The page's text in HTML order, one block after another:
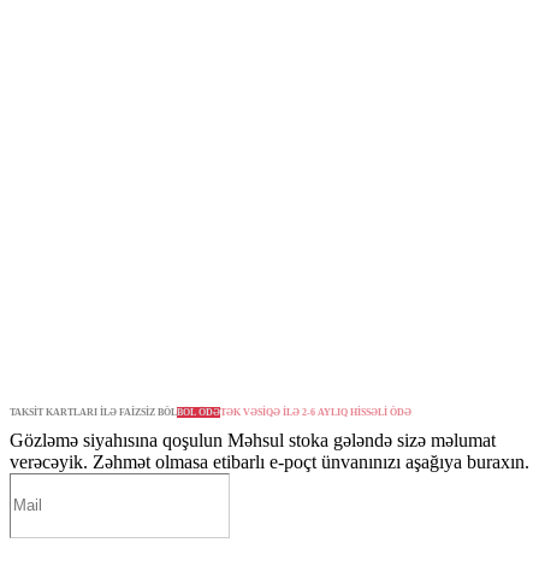
TAKSİT KARTLARI İLƏ FAİZSİZ BÖLBÖL ÖDƏTƏK VƏSİQƏ İLƏ 2-6 AYLIQ HİSSƏLİ ÖDƏ
Gözləmə siyahısına qoşulun Məhsul stoka gələndə sizə məlumat
verəcəyik. Zəhmət olmasa etibarlı e-poçt ünvanınızı aşağıya buraxın.